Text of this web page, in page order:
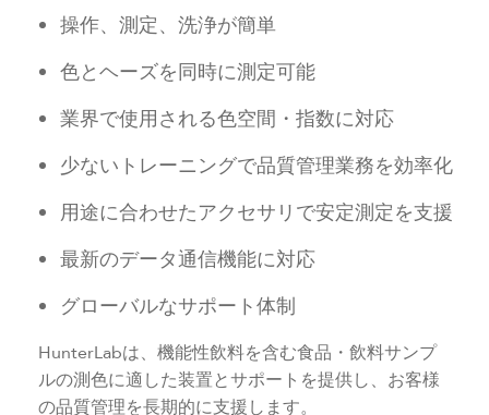
操作、測定、洗浄が簡単
色とヘーズを同時に測定可能
業界で使用される色空間・指数に対応
少ないトレーニングで品質管理業務を効率化
用途に合わせたアクセサリで安定測定を支援
最新のデータ通信機能に対応
グローバルなサポート体制
HunterLabは、機能性飲料を含む食品・飲料サンプ
ルの測色に適した装置とサポートを提供し、お客様
の品質管理を長期的に支援します。